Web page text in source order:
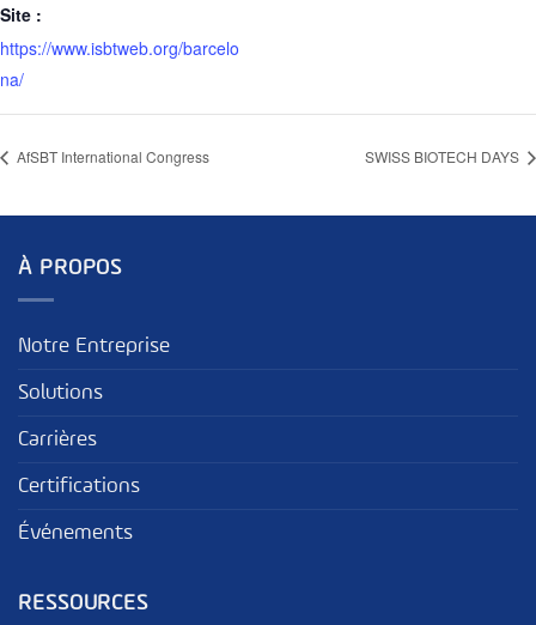
Site :
https://www.isbtweb.org/barcelo
na/
AfSBT International Congress SWISS BIOTECH DAYS
À PROPOS
Notre Entreprise
Solutions
Carrières
Certifications
Événements
RESSOURCES